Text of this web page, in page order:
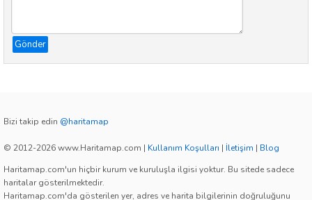
Gönder
Bizi takip edin @haritamap
© 2012-2026 www.Haritamap.com | Kullanım Koşulları | İletişim | Blog
Haritamap.com'un hiçbir kurum ve kuruluşla ilgisi yoktur. Bu sitede sadece
haritalar gösterilmektedir.
Haritamap.com'da gösterilen yer, adres ve harita bilgilerinin doğruluğunu